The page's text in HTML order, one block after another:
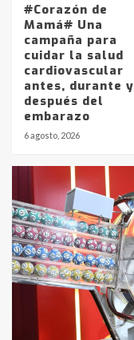
#Corazón de
Mamá# Una
campaña para
cuidar la salud
cardiovascular
antes, durante y
después del
embarazo
6 agosto, 2026